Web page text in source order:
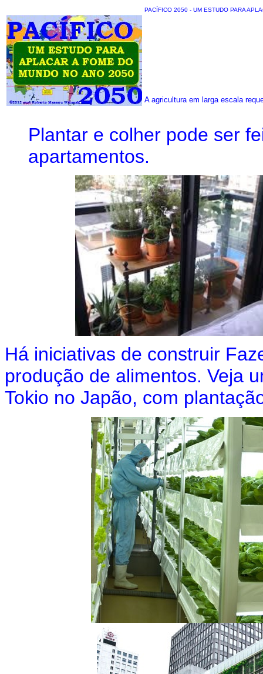
PACÍFICO 2050 - UM ESTUDO PARA
A agricultura em larga escala
Plantar e colher pode ser
apartamentos.
Há iniciativas de construir
produção de alimentos. Veja
Tokio no Japão, com